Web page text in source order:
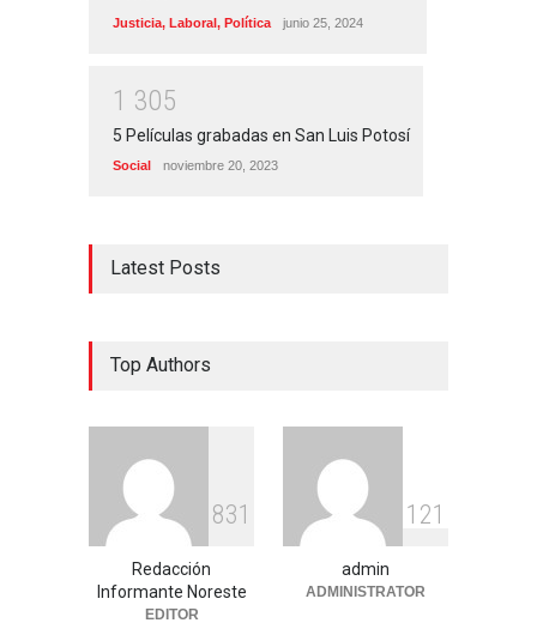
Justicia, Laboral, Política junio 25, 2024
1 305
5 Películas grabadas en San Luis Potosí
Social noviembre 20, 2023
Latest Posts
Top Authors
831
Redacción
Informante Noreste
EDITOR
1 21
admin
ADMINISTRATOR